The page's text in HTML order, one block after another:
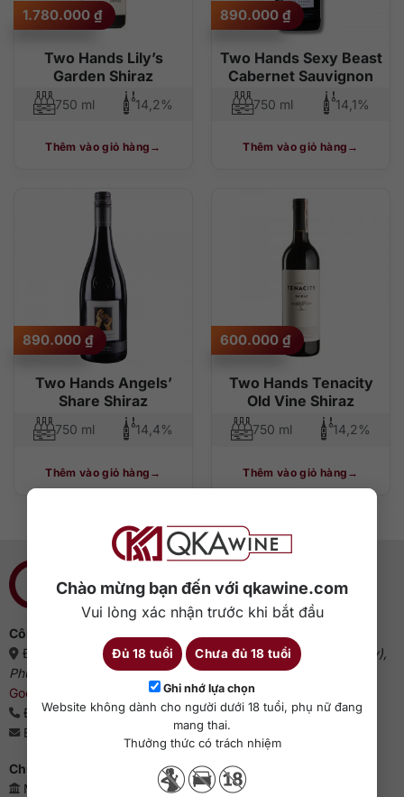
Chào mừng bạn đến với qkawine.com
Vui lòng xác nhận trước khi bắt đầu
Đủ 18 tuổi Chưa đủ 18 tuổi
Ghi nhớ lựa chọn
Website không dành cho người dưới 18 tuổi, phụ nữ đang
mang thai.
Thưởng thức có trách nhiệm
Two Hands Lily’s
Garden Shiraz
1.780.000 ₫
750 ml 14,2%
Thêm vào giỏ hàng
Two Hands Sexy Beast
Cabernet Sauvignon
890.000 ₫
750 ml 14,1%
Thêm vào giỏ hàng
Two Hands Angels’
Share Shiraz
890.000 ₫
750 ml 14,4%
Thêm vào giỏ hàng
Two Hands Tenacity
Old Vine Shiraz
600.000 ₫
750 ml 14,2%
Thêm vào giỏ hàng
Công ty cổ phần QKAWine
Địa chỉ:
Tầng 1, số 12A, lô TT02, KĐT HDMon (Hải Đăng City),
Phường Mỹ Đình 2, Quận Nam Từ Liêm, Thành phố Hà Nội
Google Maps
Điện thoại: 0363 909 636
Email:
sales@qkawine.com
Chứng nhận kinh doanh
Mã số doanh nghiệp: 0110385539 - QKAWine JSC